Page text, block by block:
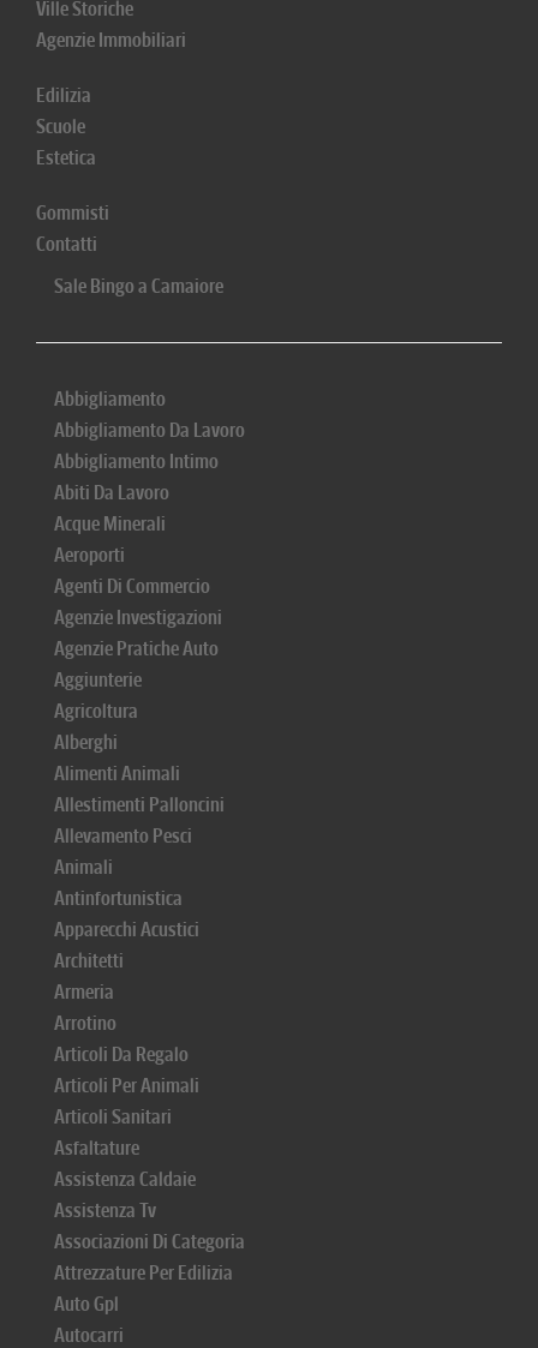
Ville Storiche
Agenzie Immobiliari
Edilizia
Scuole
Estetica
Gommisti
Contatti
Sale Bingo a Camaiore
Abbigliamento
Abbigliamento Da Lavoro
Abbigliamento Intimo
Abiti Da Lavoro
Acque Minerali
Aeroporti
Agenti Di Commercio
Agenzie Investigazioni
Agenzie Pratiche Auto
Aggiunterie
Agricoltura
Alberghi
Alimenti Animali
Allestimenti Palloncini
Allevamento Pesci
Animali
Antinfortunistica
Apparecchi Acustici
Architetti
Armeria
Arrotino
Articoli Da Regalo
Articoli Per Animali
Articoli Sanitari
Asfaltature
Assistenza Caldaie
Assistenza Tv
Associazioni Di Categoria
Attrezzature Per Edilizia
Auto Gpl
Autocarri